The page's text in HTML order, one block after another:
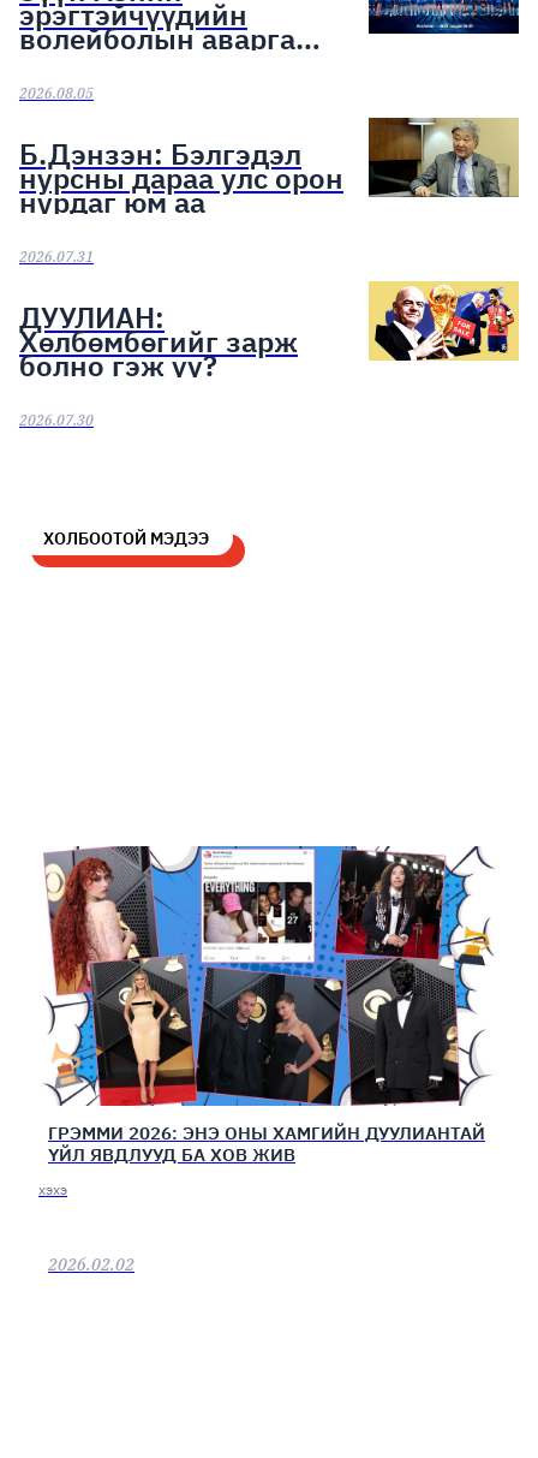
эрэгтэйчүүдийн
волейболын аварга
шалгаруулах тэмцээн
эхэллээ
2026.08.05
Б.Дэнзэн: Бэлгэдэл
нурсны дараа улс орон
нурдаг юм аа
2026.07.31
ДУУЛИАН:
Хөлбөмбөгийг зарж
болно гэж үү?
2026.07.30
ХОЛБООТОЙ МЭДЭЭ
ГРЭММИ 2026: ЭНЭ ОНЫ ХАМГИЙН ДУУЛИАНТАЙ
ҮЙЛ ЯВДЛУУД БА ХОВ ЖИВ
хэхэ
2026.02.02